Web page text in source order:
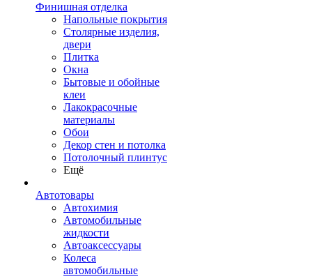
Финишная отделка
Напольные покрытия
Столярные изделия,
двери
Плитка
Окна
Бытовые и обойные
клеи
Лакокрасочные
материалы
Обои
Декор стен и потолка
Потолочный плинтус
Ещё
Автотовары
Автохимия
Автомобильные
жидкости
Автоаксессуары
Колеса
автомобильные